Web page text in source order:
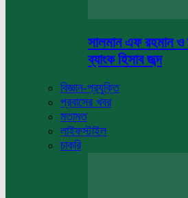
সালমান এফ রহমান ও
ব্যাংক হিসাব জব্দ
বিজ্ঞান-প্রযুক্তি
প্রবাসের খবর
মতামত
লাইফস্টাইল
চাকরি